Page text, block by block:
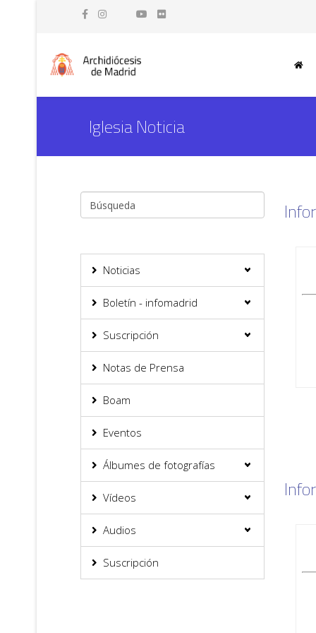
Iglesia Noticia
Noticias
Boletín - infomadrid
Suscripción
Notas de Prensa
Boam
Eventos
Álbumes de fotografías
Vídeos
Audios
Suscripción